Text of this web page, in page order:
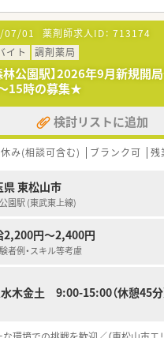
な会社です＞
、神奈川県、千葉県、埼玉県の一都
店舗超を運営しています。
県のドミナント展開の為、転居を必
開としては地域密着のクリニック
店しております。
運営、就業規則、評価制度、教育制度
企業出身者、ドラッグ、病院出身者
活躍しています。
コンセプトに、薬局診療圏にて居宅在
社員は薬局店舗業務の経験者ですので
がけておられます。
支えます
07/01 薬剤師求人ID： 713174
イト
調剤薬局
林公園駅】2026年9月新規開
15時の募集★
検討リストに追加
み(相談可含む) ブランク可 残
県 東松山市
園駅 (東武東上線)
2,200円～2,400円
者例・スキル等考慮
木金土 9:00-15:00（休憩45分